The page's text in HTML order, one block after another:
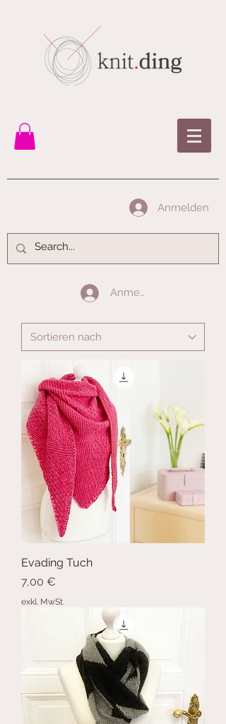
Anmelden
Anmelden
Evading Tuch
Preis
7,00 €
exkl. MwSt.